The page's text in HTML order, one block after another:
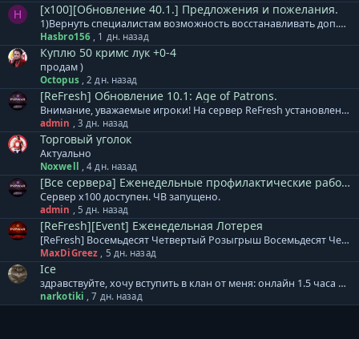
H [x100][Обновление 40.1.] Предложения и пожелания.
1)Вернуть специалистам возможность восстанавливать доп.деф. 2)Уменьшить откат ВВ. 3) исправить Анимусы, после смерти хозяина, Изида продолжает наносить урон. 4) выделение по ТАВ, убрать возможность выделять анимусов по ТАВ, очень мешает.
Hasbro156 1 дн. назад
Куплю 50 кримс лук +0-4
продам )
Octopus 2 дн. назад
[ReFresh] Обновление 10.1: Age of Patrons.
Внимание, уважаемые игроки! На сервер ReFresh установлено дополнение к обновлению. В него вошло: + Специалистам расы Акретия теперь доступны новые гранатометы. Леон, Реликт, Кримсон. + Изменен тип атаки МАУ. Скиталец - одиночная атака, Зодчий - массовая атака. + Скорректированы награды и количество монстров в Cash версиях кампаний. Месть Аборигенов, Война за Элан, Эльфийский Переполох. + Массовое ослабление монстров в Землях Эльфов по группам. + Увеличен урон турелей 65 уровня. + Локационные квесты Этера перенесены к одному npc в центр локации. + Все оружие Леона выведено в отдельные модели, добавлены свечения для уникального внешнего вида. База знаний сервера ReFresh - ссылка. Готовый клиент игры для сервера ReFresh: Клиент на | Клиент на | Клиент на | Клиент на нашем сервере
admin 3 дн. назад
Торговый уголок
Актуально
Noxwell ,4 дн. назад
[Все сервера] Еженедельные профилактические работы.
Сервер x100 доступен. ЧВ запущено.
admin 5 дн. назад
[ReFresh][Event] Еженедельная Лотерея
[ReFresh] Восемьдесят Четвертый Розыгрыш Восемьдесят Четвертый розыгрыш произойдет 10.08.2026, среди всех участников будет разыграно: 3000 Очков Кампаний или [Кристалл Восстановления] 2000 Ивентовых Очков или [Кристалл Восстановления] 2000 Ивентовых Очков или [Кристалл Восстановления] ДДД бижутерия на выбор или [Кристалл Восстановления] ДДД бижутерия на выбор или [Кристалл Восстановления] ДДД бижутерия на выбор или [Кристалл Восстановления] [Тип-С] Хрупкий Мод.Невежества [4-6] или [Кристалл Восстановления] [Тип-С] Хрупкий Мод.Невежества [4-6] или [Кристалл Восстановления] [Тип-С] Хрупкий Мод.Невежества [4-6] или [Кристалл Восстановления] Cash Валюта 1250 GP Cash Валюта 1000 GP Cash Валюта 750 GP Дополнение к лотерее: + Ограничений по количеству билетов для аккаунта и/или персонажа - НЕТ. Все билеты участвуют в розыгрыше. + Перенос на другой аккаунт не осуществляется! + Выигранный приз НЕОБХОДИМО забрать в течение 7 дней. И помните, чем больше билетов, тем БОЛЬШЕ ШАНСОВ НА ПОБЕДУ!
MaxDiGreez 5 дн. назад
Ice
здравствуйте, хочу вступить в клан от меня: онлайн 1.5 часа на пб от вас: лампа атаки
narkotiki ,7 дн. назад